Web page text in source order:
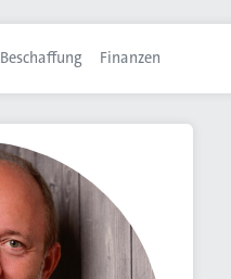
Beschaffung Finanzen